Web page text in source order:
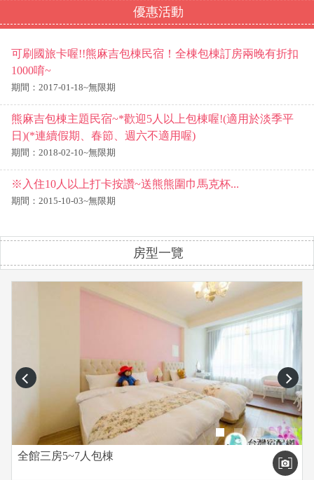
優惠活動
可刷國旅卡喔!!熊麻吉包棟民宿！全棟包棟訂房兩晚有折扣
1000唷~
期間：2017-01-18~無限期
熊麻吉包棟主題民宿~*歡迎5人以上包棟喔!(適用於淡季平
日)(*連續假期、春節、週六不適用喔)
期間：2018-02-10~無限期
※入住10人以上打卡按讚~送熊熊圍巾馬克杯...
期間：2015-10-03~無限期
房型一覽
prev next
全館三房5~7人包棟